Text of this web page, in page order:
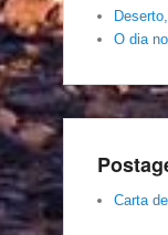
O dia
Carta